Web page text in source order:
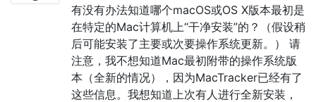
有没有办法知道哪个macOS或OS X版本最初是
在特定的Mac计算机上“干净安装”的？（假设稍
后可能安装了主要或次要操作系统更新。） 请
注意，我不想知道Mac最初附带的操作系统版
本（全新的情况），因为MacTracker已经有了
这些信息。我想知道上次有人进行全新安装，